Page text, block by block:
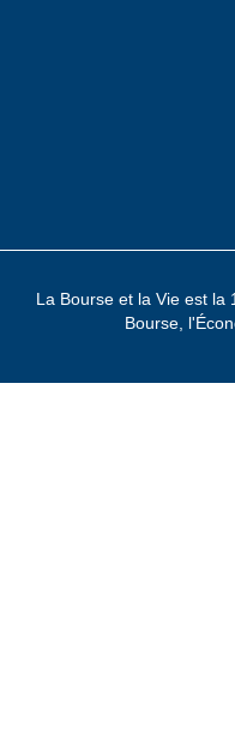
La Bourse et la Vie est la
Bourse,